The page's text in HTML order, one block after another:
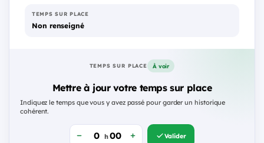
TEMPS SUR PLACE
Non renseigné
TEMPS SUR PLACE À voir
Mettre à jour votre temps sur place
Indiquez le temps que vous y avez passé pour garder un historique
cohérent.
h Valider